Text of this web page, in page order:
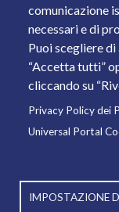
comunicazione
necessari e di
Puoi scegliere
“Accetta tutti”
cliccando su
Privacy Policy dei
Universal Portal
IMPOSTAZIONE
Piazza del
Tel. +39 030
Partita IVA:
© 2011